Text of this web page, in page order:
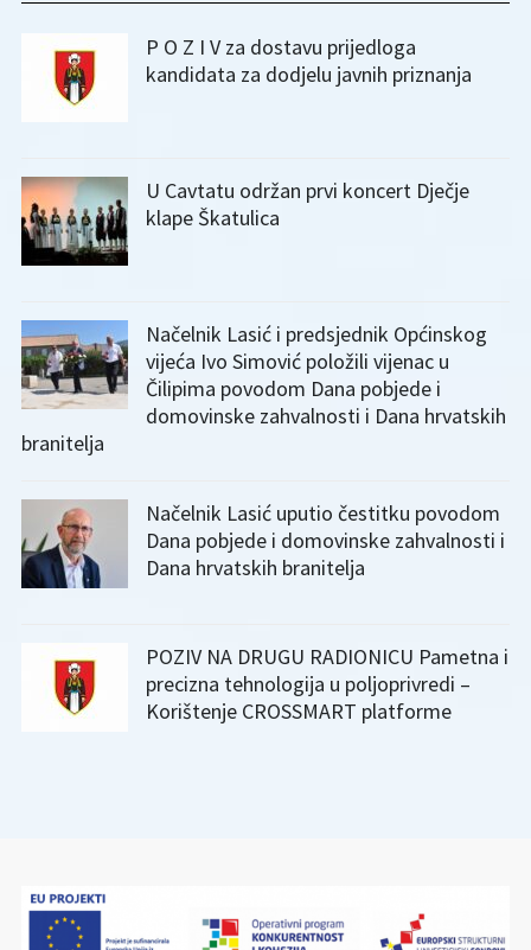
P O Z I V za dostavu prijedloga
kandidata za dodjelu javnih priznanja
U Cavtatu održan prvi koncert Dječje
klape Škatulica
Načelnik Lasić i predsjednik Općinskog
vijeća Ivo Simović položili vijenac u
Čilipima povodom Dana pobjede i
domovinske zahvalnosti i Dana hrvatskih
branitelja
Načelnik Lasić uputio čestitku povodom
Dana pobjede i domovinske zahvalnosti i
Dana hrvatskih branitelja
POZIV NA DRUGU RADIONICU Pametna i
precizna tehnologija u poljoprivredi –
Korištenje CROSSMART platforme